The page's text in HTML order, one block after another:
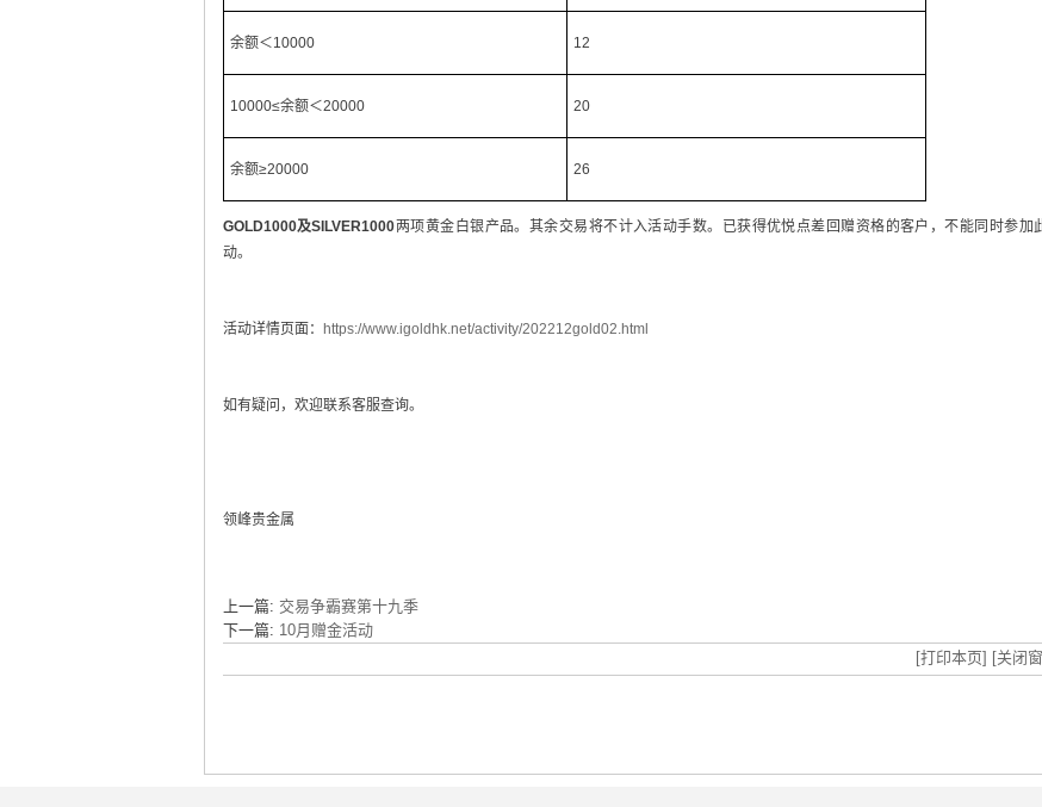
余额＜10000 12
10000≤余额＜20000 20
余额≥20000 26
GOLD1000及SILVER1000两项黄金白银产品。其余交易将不计入活动手数。已获得优悦点差回赠资格的客户，不能同时参加
动。
活动详情页面： https://www.igoldhk.net/activity/202212gold02.html
如有疑问，欢迎联系客服查询。
领峰贵金属
上一篇: 交易争霸赛第十九季
下一篇: 10月赠金活动
[打印本页] [关闭